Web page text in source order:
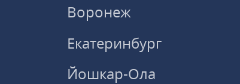
Воронеж
Екатеринбург
Йошкар-Ола